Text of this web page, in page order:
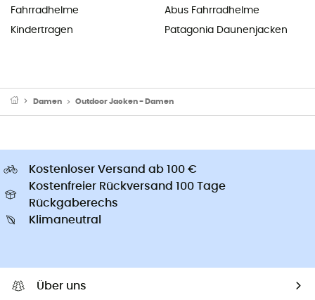
Fahrradhelme
Kindertragen
Abus Fahrradhelme
Patagonia Daunenjacken
Damen Outdoor Jacken - Damen
Kostenloser Versand ab 100 €
Kostenfreier Rückversand 100 Tage
Rückgaberechs
Klimaneutral
Über uns